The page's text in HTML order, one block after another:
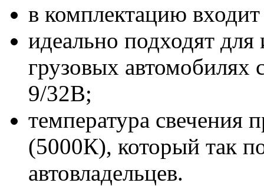
в комплектацию
идеально подходят для
грузовых
9/32В;
температура свечения
(5000К), который так
автовладельцев.